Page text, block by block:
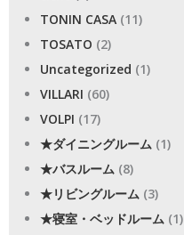
TONIN CASA (11)
TOSATO (2)
Uncategorized (1)
VILLARI (60)
VOLPI (17)
★ダイニングルーム (1)
★バスルーム (8)
★リビングルーム (3)
★寝室・ベッドルーム (1)